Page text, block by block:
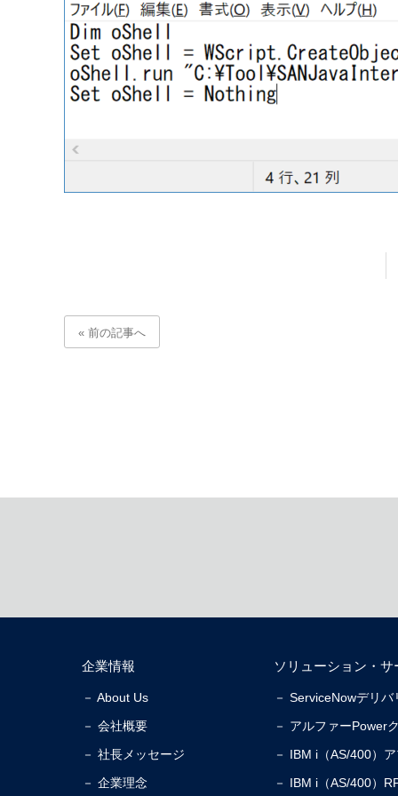
« 前の記事へ
企業情報
－ About Us
－ 会社概要
－ 社長メッセージ
－ 企業理念
ソリューション・サ
－ ServiceNowデリ
－ アルファーPower
－ IBM i（AS/400）
－ IBM i（AS/400）